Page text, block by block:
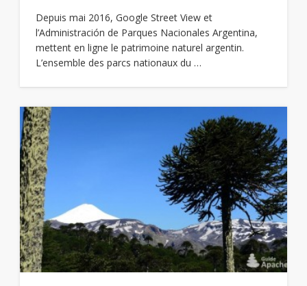
Depuis mai 2016, Google Street View et
l’Administración de Parques Nacionales Argentina,
mettent en ligne le patrimoine naturel argentin.
L’ensemble des parcs nationaux du …